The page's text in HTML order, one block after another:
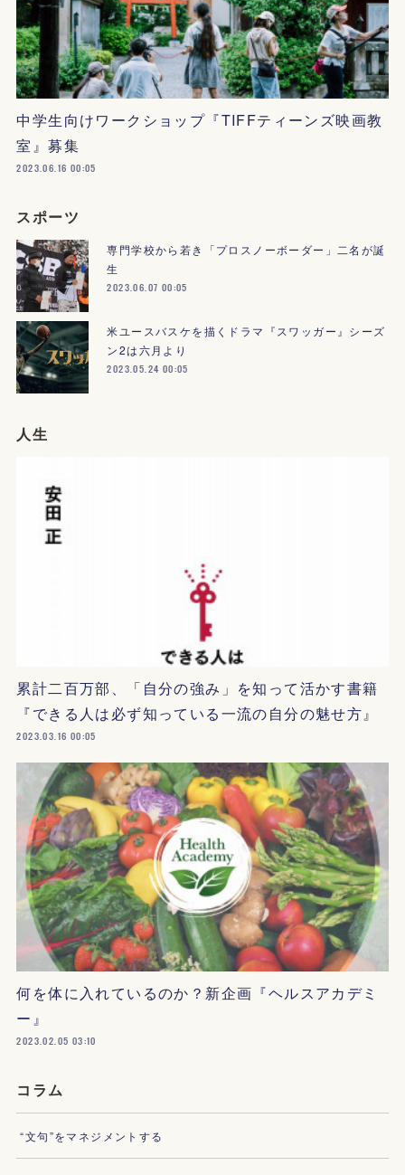
中学生向けワークショップ『TIFFティーンズ映画教
室』募集
2023.06.16 00:05
スポーツ
専門学校から若き「プロスノーボーダー」二名が誕
生
2023.06.07 00:05
米ユースバスケを描くドラマ『スワッガー』シーズ
ン2は六月より
2023.05.24 00:05
人生
累計二百万部、「自分の強み」を知って活かす書籍
『できる人は必ず知っている一流の自分の魅せ方』
2023.03.16 00:05
何を体に入れているのか？新企画『ヘルスアカデミ
ー』
2023.02.05 03:10
コラム
“文句”をマネジメントする